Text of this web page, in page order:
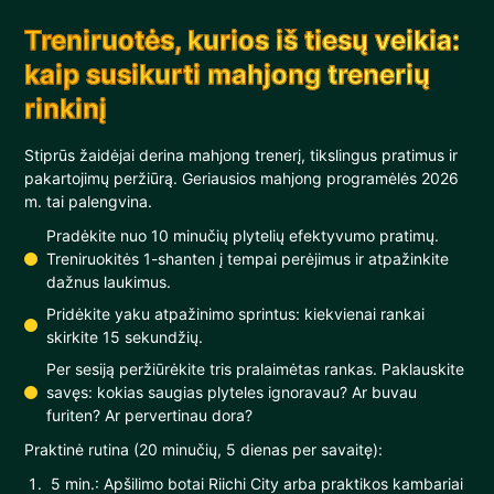
Treniruotės, kurios iš tiesų veikia:
kaip susikurti mahjong trenerių
rinkinį
Stiprūs žaidėjai derina mahjong trenerį, tikslingus pratimus ir
pakartojimų peržiūrą. Geriausios mahjong programėlės 2026
m. tai palengvina.
Pradėkite nuo 10 minučių plytelių efektyvumo pratimų.
Treniruokitės 1-shanten į tempai perėjimus ir atpažinkite
dažnus laukimus.
Pridėkite yaku atpažinimo sprintus: kiekvienai rankai
skirkite 15 sekundžių.
Per sesiją peržiūrėkite tris pralaimėtas rankas. Paklauskite
savęs: kokias saugias plyteles ignoravau? Ar buvau
furiten? Ar pervertinau dora?
Praktinė rutina (20 minučių, 5 dienas per savaitę):
5 min.: Apšilimo botai Riichi City arba praktikos kambariai